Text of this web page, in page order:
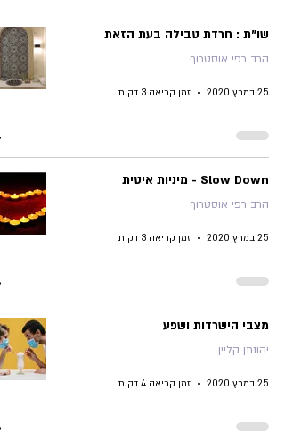
שו"ת : חרדת טבילה בעת הזאת
הרב רפי אוסטרוף
25 במרץ 2020 זמן קריאה 3 דקות
Slow Down - מיניות איטית
הרב רפי אוסטרוף
25 במרץ 2020 זמן קריאה 3 דקות
מצבי הישרדות ושפע
יהונתן קליין
25 במרץ 2020 זמן קריאה 4 דקות